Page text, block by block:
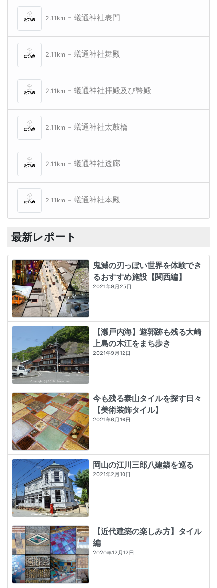
2.11km - 蟻通神社表門
2.11km - 蟻通神社舞殿
2.11km - 蟻通神社拝殿及び幣殿
2.11km - 蟻通神社太鼓橋
2.11km - 蟻通神社透廊
2.11km - 蟻通神社本殿
最新レポート
鬼滅の刃っぽい世界を体験でき
るおすすめ施設【関西編】
2021年9月25日
【瀬戸内海】遊郭跡も残る大崎
上島の木江をまち歩き
2021年9月12日
今も残る泰山タイルを探す日々
【美術装飾タイル】
2021年6月16日
岡山の江川三郎八建築を巡る
2021年2月10日
【近代建築の楽しみ方】タイル
編
2020年12月12日